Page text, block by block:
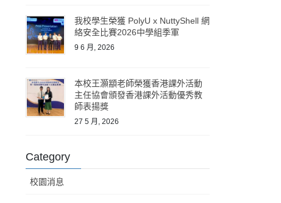
我校學生榮獲 PolyU x NuttyShell 網
絡安全比賽2026中學組季軍
9 6 月, 2026
本校王灝顓老師榮獲香港課外活動
主任協會頒發香港課外活動優秀教
師表揚獎
27 5 月, 2026
Category
校園消息